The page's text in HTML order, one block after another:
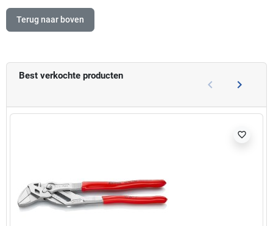
Best verkochte producten
Vorige
keyboard_arrow_left keyboard_arrow_right
favorite_border
Terug naar boven